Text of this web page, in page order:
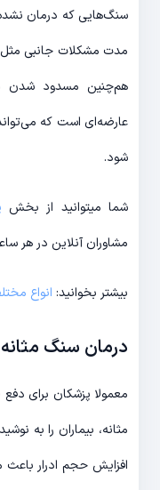
سنگ‌هایی که درمان نشده
مدت مشکلات جانبی مثل
هم‌چنین مسدود شدن
عارضه‌ای است که
شود.
شما میتوانید از بخش
مشاوران آنلاین در هر
بیشتر بخوانید: انواع
درمان سنگ مثانه
معمولا پزشکان برای
مثانه، بیماران را به
افزایش حجم ادرار